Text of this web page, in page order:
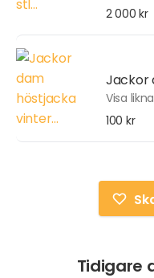
2 000 kr
Jackor
Visa
100 kr
Tidigare